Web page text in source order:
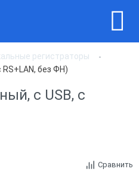
регистраторы
без ФН)
с USB, с
Сравнить